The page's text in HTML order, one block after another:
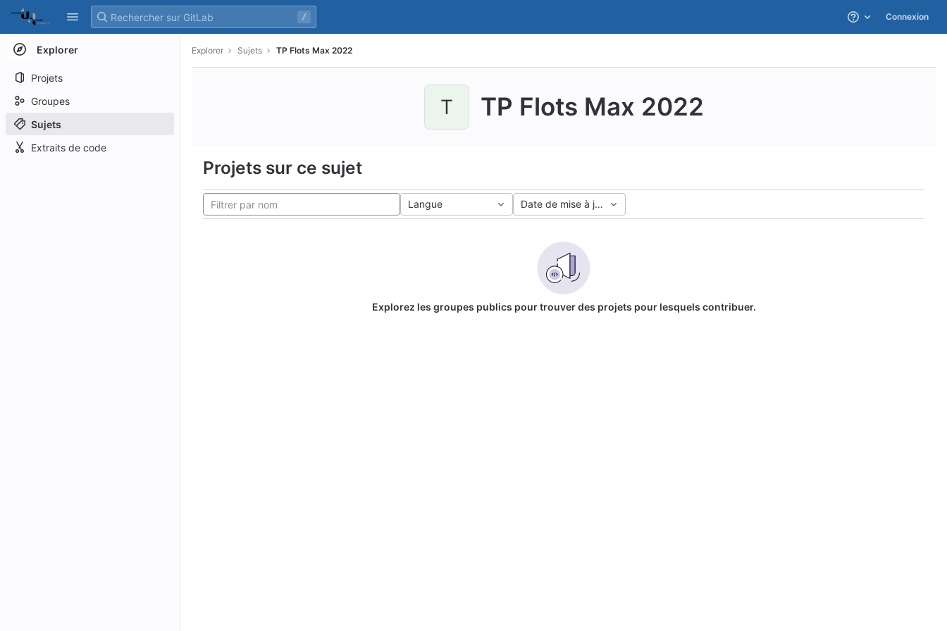
Skip to content
GitLab
/ Aide Connexion
Explorer
Projets
Groupes
Sujets
Extraits de code
Explorer Sujets TP Flots Max 2022
T TP Flots Max 2022
Projets sur ce sujet
Langue Date de mise à jour
Explorez les groupes publics pour trouver des projets pour lesquels contribuer.